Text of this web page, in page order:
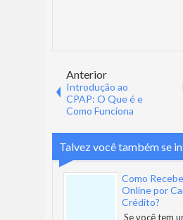
Anterior
Introdução ao
CPAP: O Que é e
Como Funciona
Talvez você também se
Como
Online por
Crédito?
Se você tem